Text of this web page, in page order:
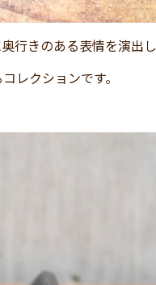
行きのある表情を演出し
レクションです。